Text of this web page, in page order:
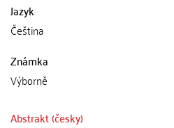
Jazyk
Čeština
Známka
Výborně
Abstrakt (česky)